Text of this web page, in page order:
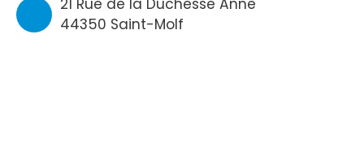
21 Rue de la Duchesse Anne
44350 Saint-Molf